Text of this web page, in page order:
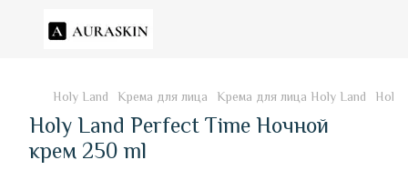
Holy Land Крема для лица Крема для лица Holy Land Holy
Holy Land Perfect Time Ночной
крем 250 ml